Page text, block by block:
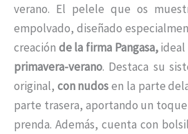
verano. El pelele que os
empolvado, diseñado
creación de la firma Pangasa,ideal
primavera-verano. Destaca su
original, con nudosen la parte
parte trasera, aportando un
prenda. Además, cuenta con